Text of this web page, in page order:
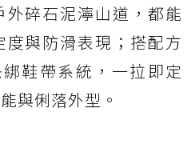
碎石泥濘山道，都能
與防滑表現；搭配方
鞋帶系統，一拉即定
與俐落外型。